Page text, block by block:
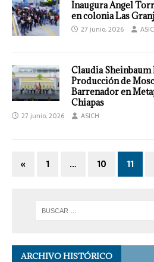
Inaugura Angel
en colonia Las
27 junio, 2026
Claudia Sheinbaum
Producción de
Barrenador en
Chiapas
27 junio, 2026 ASICH
« 1 … 10 11
ARCHIVO HISTÓRICO